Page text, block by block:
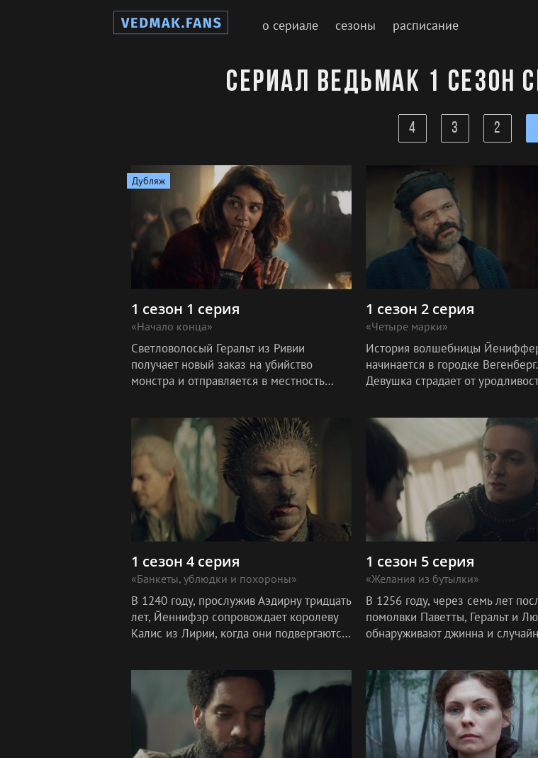
о сериале сезоны расписание
Сериал Ведьмак 1 сезон
4 3 2
Дубляж
1 сезон 1 серия
«Начало конца»
Светловолосый Геральт из Ривии
получает новый заказ на убийство
монстра и отправляется в местность
находит тварь.
1 сезон 2 серия
«Четыре марки»
История волшебницы
начинается в городке Вегенберг.
Девушка страдает от
попадает в ру
1 сезон 4 серия
«Банкеты, ублюдки и похороны»
В 1240 году, прослужив Аэдирну тридцать
лет, Йеннифэр сопровождает королеву
Калис из Лирии, когда они подвергаются
1 сезон 5 серия
«Желания из бутылки»
В 1256 году, через семь лет
помолвки Паветты, Геральт и
обнаруживают джинна и
серьез